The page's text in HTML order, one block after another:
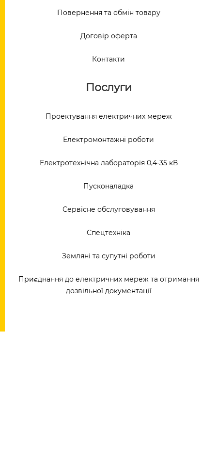
Повернення та обмін товару
Договір оферта
Контакти
Послуги
Проектування електричних мереж
Електромонтажні роботи
Електротехнічна лабораторія 0,4-35 кВ
Пусконаладка
Сервісне обслуговування
Спецтехніка
Земляні та супутні роботи
Приєднання до електричних мереж та отримання
дозвільної документації